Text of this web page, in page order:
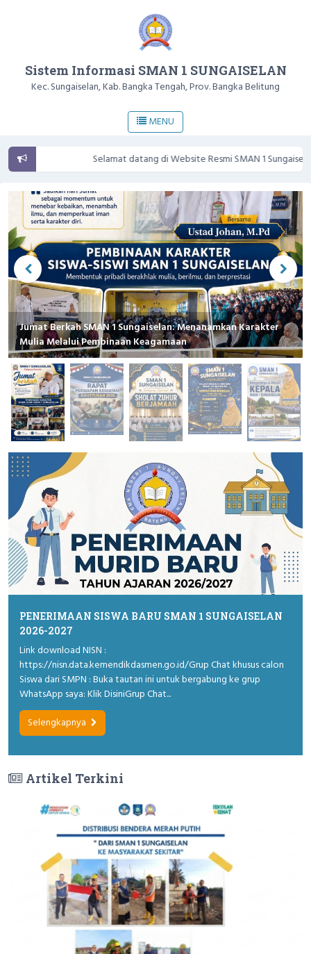
Sistem Informasi SMAN 1 SUNGAISELAN
Kec. Sungaiselan, Kab. Bangka Tengah, Prov. Bangka Belitung
MENU
Selamat datang di Website Resmi SMAN 1 Sungaiselan
Jumat Berkah SMAN 1 Sungaiselan: Menanamkan Karakter
Mulia Melalui Pembinaan Keagamaan
Rapat Persiapan Kegiatan Agustusan 2026
PENERIMAAN SISWA BARU SMAN 1 SUNGAISELAN
2026-2027
Link download NISN :
https://nisn.data.kemendikdasmen.go.id/Grup Chat khusus calon
Siswa dari SMPN : Buka tautan ini untuk bergabung ke grup
WhatsApp saya: Klik DisiniGrup Chat...
Selengkapnya
Artikel Terkini